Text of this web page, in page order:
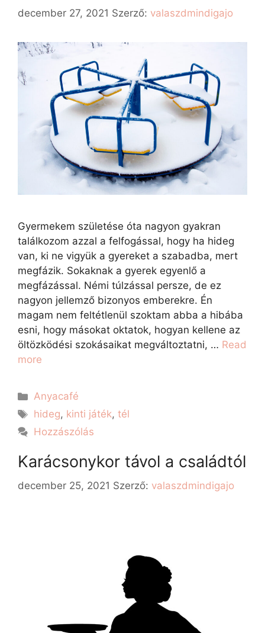
december 27, 2021 Szerző: valaszdmindigajo
Gyermekem születése óta nagyon gyakran
találkozom azzal a felfogással, hogy ha hideg
van, ki ne vigyük a gyereket a szabadba, mert
megfázik. Sokaknak a gyerek egyenlő a
megfázással. Némi túlzással persze, de ez
nagyon jellemző bizonyos emberekre. Én
magam nem feltétlenül szoktam abba a hibába
esni, hogy másokat oktatok, hogyan kellene az
öltözködési szokásaikat megváltoztatni, … Read
more
Anyacafé
hideg, kinti játék,tél
Hozzászólás
Karácsonykor távol a családtól
december 25, 2021 Szerző: valaszdmindigajo